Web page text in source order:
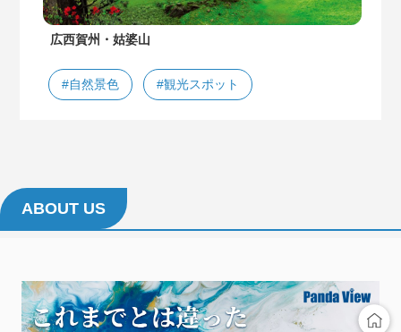
広西賀州・姑婆山
#自然景色 #観光スポット
ABOUT US